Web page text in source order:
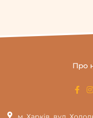
Про